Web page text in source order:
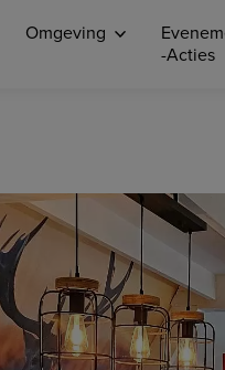
Omgeving
-Acties